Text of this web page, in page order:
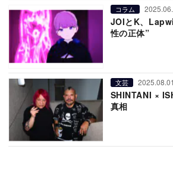
コラム
JOIとK、
性の正体”
文芸 2025.08.01
SHINTANI ×
真相